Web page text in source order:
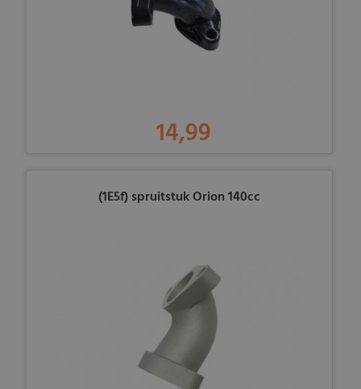
14,99
(1E5f) spruitstuk Orion 140cc